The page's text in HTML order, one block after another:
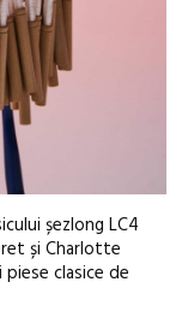
șezlong LC4
și Charlotte
piese clasice de